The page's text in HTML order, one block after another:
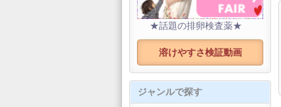
★話題の排卵検査薬★
溶けやすさ検証動画
ジャンルで探す